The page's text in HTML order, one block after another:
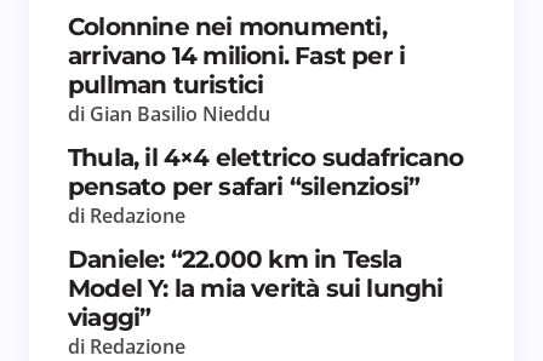
Colonnine nei monumenti,
arrivano 14 milioni. Fast per i
pullman turistici
di Gian Basilio Nieddu
Thula, il 4×4 elettrico sudafricano
pensato per safari “silenziosi”
di Redazione
Daniele: “22.000 km in Tesla
Model Y: la mia verità sui lunghi
viaggi”
di Redazione